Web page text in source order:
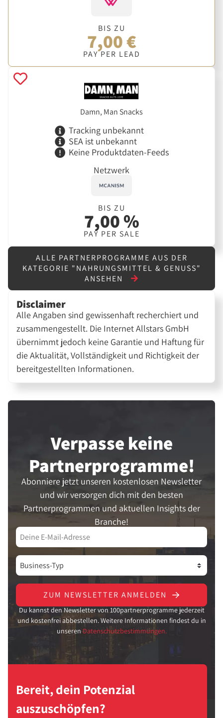
BIS ZU
7,00 €
PAY PER LEAD
Damn, Man Snacks
Tracking unbekannt
SEA ist unbekannt
Keine Produktdaten-Feeds
Netzwerk
BIS ZU
7,00 %
PAY PER SALE
ALLE PARTNERPROGRAMME AUS DER
KATEGORIE "NAHRUNGSMITTEL & GENUSS"
ANSEHEN
Disclaimer
Alle Angaben sind gewissenhaft recherchiert und
zusammengestellt. Die Internet Allstars GmbH
übernimmt jedoch keine Garantie und Haftung für
die Aktualität, Vollständigkeit und Richtigkeit der
bereitgestellten Informationen.
Verpasse keine
Partner­programme!
Abonniere jetzt unseren kostenlosen Newsletter
und wir versorgen dich mit den besten
Partnerprogrammen und aktuellen Insights der
Branche!
ZUM NEWSLETTER ANMELDEN
Du kannst den Newsletter von 100partnerprogramme jederzeit
und kostenfrei abbestellen. Weitere Informationen findest du in
unseren Datenschutzbestimmungen.
Bereit, dein Potenzial
auszuschöpfen?